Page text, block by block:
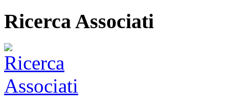
Ricerca Associati